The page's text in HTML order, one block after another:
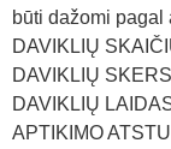
būti dažomi
DAVIKLIŲ
DAVIKLIŲ
DAVIKLIŲ
APTIKIMO